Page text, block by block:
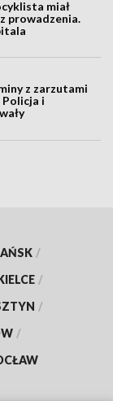
miał
prowadzenia.
z zarzutami
i
/
/
/
/